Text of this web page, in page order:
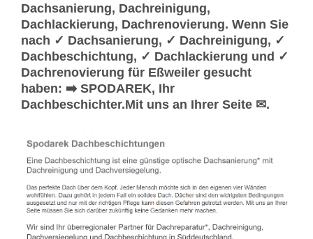
Dachsanierung, Dachreinigung,
Dachlackierung, Dachrenovierung. Wenn Sie
nach ✓ Dachsanierung, ✓ Dachreinigung, ✓
Dachbeschichtung, ✓ Dachlackierung und ✓
Dachrenovierung für Eßweiler gesucht
haben: ➡️ SPODAREK, Ihr
Dachbeschichter.Mit uns an Ihrer Seite ✉.